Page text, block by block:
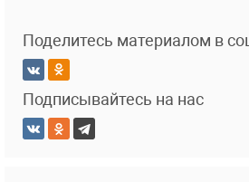
Поделитесь материалом в
Подписывайтесь на нас